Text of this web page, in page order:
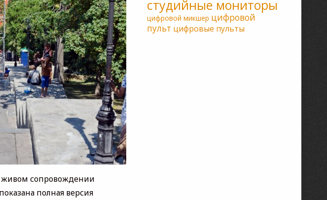
живом сопровождении
полная версия
студийные мониторы
цифровой микшер цифровой
пульт цифровые пульты